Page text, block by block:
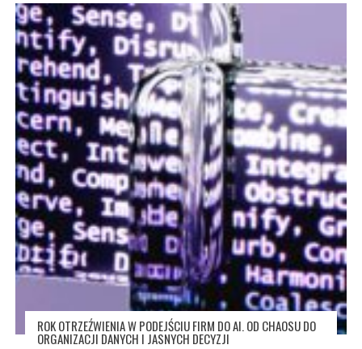
ROK OTRZEŹWIENIA W PODEJŚCIU FIRM DO AI. OD CHAOSU DO
ORGANIZACJI DANYCH I JASNYCH DECYZJI